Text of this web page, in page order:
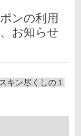
ンの利用
お知らせ
スキン尽くしの１